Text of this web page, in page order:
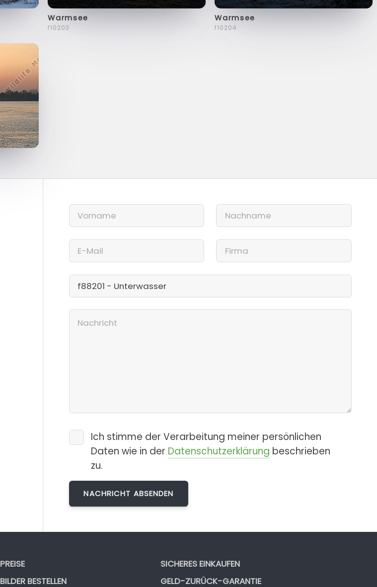
Warmsee
f10203
Warmsee
f10204
Ich stimme der Verarbeitung meiner persönlichen
Daten wie in der Datenschutzerklärung beschrieben
zu.
PREISE
BILDER BESTELLEN
SICHERES EINKAUFEN
GELD-ZURÜCK-GARANTIE